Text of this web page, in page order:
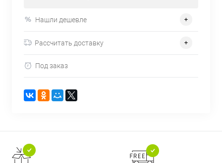
Нашли дешевле
Рассчитать доставку
Под заказ